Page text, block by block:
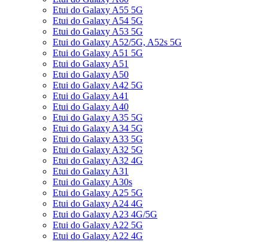
Etui do Galaxy A55 5G
Etui do Galaxy A54 5G
Etui do Galaxy A53 5G
Etui do Galaxy A52/5G, A52s 5G
Etui do Galaxy A51 5G
Etui do Galaxy A51
Etui do Galaxy A50
Etui do Galaxy A42 5G
Etui do Galaxy A41
Etui do Galaxy A40
Etui do Galaxy A35 5G
Etui do Galaxy A34 5G
Etui do Galaxy A33 5G
Etui do Galaxy A32 5G
Etui do Galaxy A32 4G
Etui do Galaxy A31
Etui do Galaxy A30s
Etui do Galaxy A25 5G
Etui do Galaxy A24 4G
Etui do Galaxy A23 4G/5G
Etui do Galaxy A22 5G
Etui do Galaxy A22 4G